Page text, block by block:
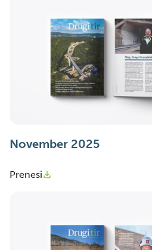
November 2025
Prenesi